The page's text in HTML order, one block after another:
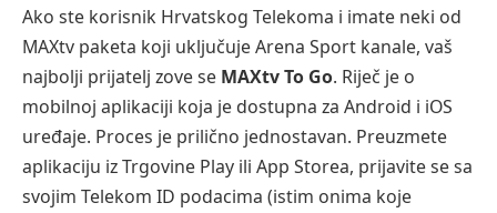
Ako ste korisnik Hrvatskog Telekoma i imate neki od
MAXtv paketa koji uključuje Arena Sport kanale, vaš
najbolji prijatelj zove se MAXtv To Go. Riječ je o
mobilnoj aplikaciji koja je dostupna za Android i iOS
uređaje. Proces je prilično jednostavan. Preuzmete
aplikaciju iz Trgovine Play ili App Storea, prijavite se sa
svojim Telekom ID podacima (istim onima koje